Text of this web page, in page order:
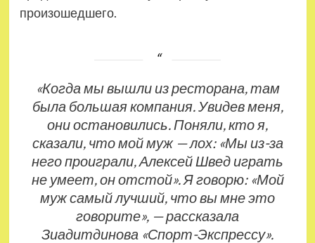
произошедшего.
«Когда мы вышли из ресторана, там
была большая компания. Увидев меня,
они остановились. Поняли, кто я,
сказали, что мой муж — лох: «Мы из-за
него проиграли, Алексей Швед играть
не умеет, он отстой». Я говорю: «Мой
муж самый лучший, что вы мне это
говорите», — рассказала
Зиадитдинова «Спорт-Экспрессу».